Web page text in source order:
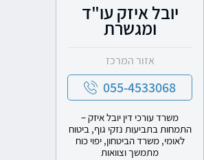
יובל איזק עו"ד
ומגשרת
אזור המרכז
055-4533068
משרד עורכי דין יובל איזק –
התמחות בתביעות נזקי גוף, ביטוח
לאומי, משרד הביטחון, יפוי כוח
מתמשך וצוואות